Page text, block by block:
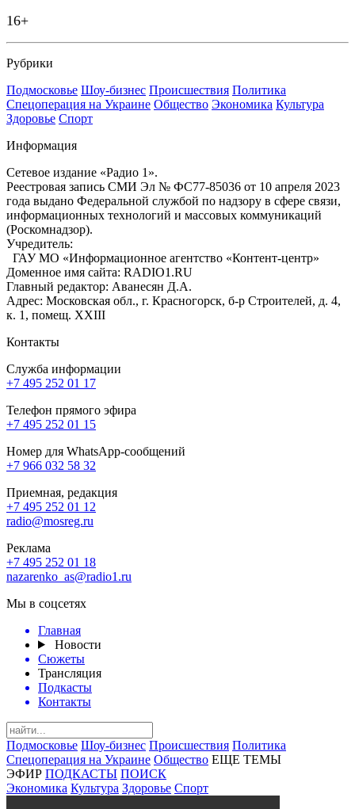
16+
Рубрики
Подмосковье Шоу-бизнес Происшествия Политика
Спецоперация на Украине Общество Экономика Культура
Здоровье Спорт
Информация
Сетевое издание «Радио 1».
Реестровая запись СМИ Эл № ФС77-85036 от 10 апреля 2023
года выдано Федеральной службой по надзору в сфере связи,
информационных технологий и массовых коммуникаций
(Роскомнадзор).
Учредитель:
ГАУ МО «Информационное агентство «Контент-центр»
Доменное имя сайта: RADIO1.RU
Главный редактор: Аванесян Д.А.
Адрес: Московская обл., г. Красногорск, б-р Строителей, д. 4,
к. 1, помещ. XXIII
Контакты
Служба информации
+7 495 252 01 17
Телефон прямого эфира
+7 495 252 01 15
Номер для WhatsApp-сообщений
+7 966 032 58 32
Приемная, редакция
+7 495 252 01 12
radio@mosreg.ru
Реклама
+7 495 252 01 18
nazarenko_as@radio1.ru
Мы в соцсетях
Главная
Новости
Сюжеты
Трансляция
Подкасты
Контакты
Подмосковье Шоу-бизнес Происшествия Политика
Спецоперация на Украине Общество ЕЩЕ ТЕМЫ
ЭФИР ПОДКАСТЫ ПОИСК
Экономика Культура Здоровье Спорт